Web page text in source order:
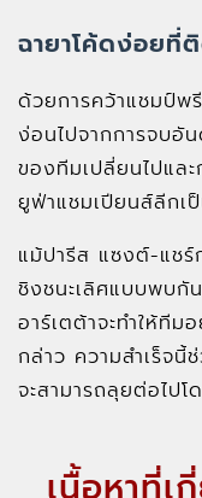
ฉายาโค้ดง่อยที่
ด้วยการคว้าแชมป์พ
ง่อนไปจากการจบอั
ของทีมเปลี่ยนไปแล
ยูฟ่าแชมเปียนส์ลีกเ
แม้ปารีส แซงต์-แช
ชิงชนะเลิศแบบพบกั
อาร์เตต้าจะทำให้ทีม
กล่าว ความสำเร็จ
จะสามารถลุยต่อไป
เนื้อหาที่เ